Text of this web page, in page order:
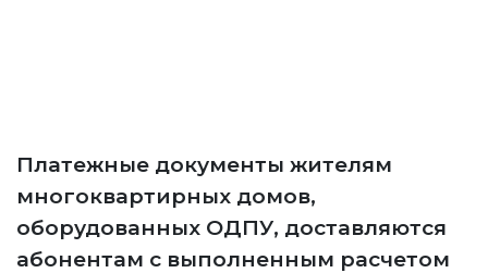
Платежные документы жителям
многоквартирных домов,
оборудованных ОДПУ, доставляются
абонентам с выполненным расчетом